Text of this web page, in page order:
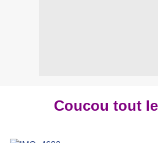
Coucou tout